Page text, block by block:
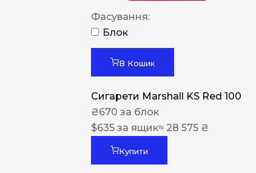
Фасування:
Блок
В Кошик
Сигарети Marshall KS Red 100
₴670 за блок
$635 за ящик≈ 28 575 ₴
Купити